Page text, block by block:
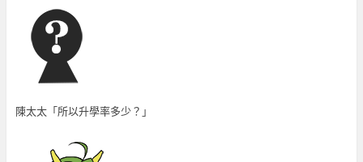
陳太太「所以升學率多少？」